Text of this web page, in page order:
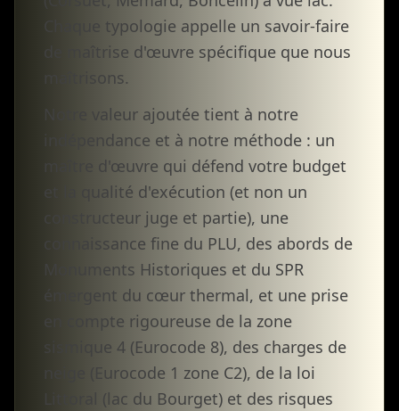
Chaque typologie appelle un savoir-faire
de maîtrise d'œuvre spécifique que nous
maîtrisons.
Notre valeur ajoutée tient à notre
indépendance et à notre méthode : un
maître d'œuvre qui défend votre budget
et la qualité d'exécution (et non un
constructeur juge et partie), une
connaissance fine du PLU, des abords de
Monuments Historiques et du SPR
émergent du cœur thermal, et une prise
en compte rigoureuse de la zone
sismique 4 (Eurocode 8), des charges de
neige (Eurocode 1 zone C2), de la loi
Littoral (lac du Bourget) et des risques